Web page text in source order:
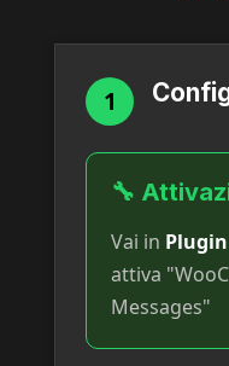
1
🔧
Vai in
attiva
Messages"